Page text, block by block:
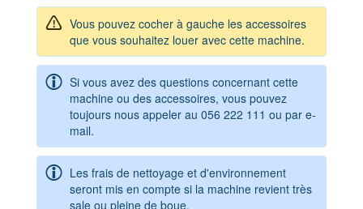
Vous pouvez cocher à gauche les accessoires
que vous souhaitez louer avec cette machine.
Si vous avez des questions concernant cette
machine ou des accessoires, vous pouvez
toujours nous appeler au 056 222 111 ou par e-
mail.
Les frais de nettoyage et d'environnement
seront mis en compte si la machine revient très
sale ou pleine de boue.